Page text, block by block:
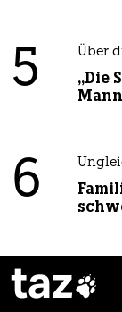
5 Über
„Die
6
taz